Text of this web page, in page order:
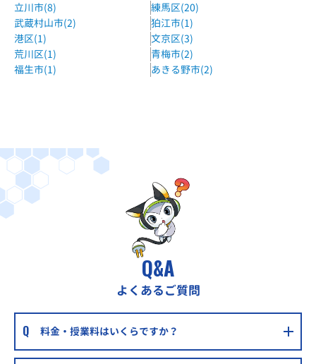
立川市(8)
練馬区(20)
武蔵村山市(2)
狛江市(1)
港区(1)
文京区(3)
荒川区(1)
青梅市(2)
福生市(1)
あきる野市(2)
Q&A
よくあるご質問
料金・授業料はいくらですか？